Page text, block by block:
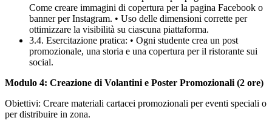
Come creare immagini di copertura per la pagina Facebook o
banner per Instagram. • Uso delle dimensioni corrette per
ottimizzare la visibilità su ciascuna piattaforma.
3.4. Esercitazione pratica: • Ogni studente crea un post
promozionale, una storia e una copertura per il ristorante sui
social.
Modulo 4: Creazione di Volantini e Poster Promozionali (2 ore)
Obiettivi: Creare materiali cartacei promozionali per eventi speciali o
per distribuire in zona.